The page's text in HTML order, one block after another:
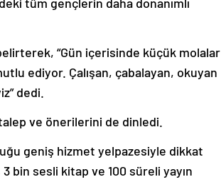
“Gün içerisinde küçük molalar
ediyor. Çalışan, çabalayan, okuyan
dedi.
ve önerilerini de dinledi.
geniş hizmet yelpazesiyle dikkat
bin sesli kitap ve 100 süreli yayın